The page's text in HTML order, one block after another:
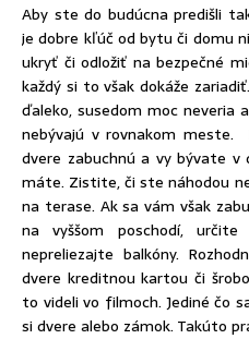
Aby ste do budúcna predišli
je dobre kľúč od bytu či domu
ukryť či odložiť na bezpečné
každý si to však dokáže
ďaleko, susedom moc neveria
nebývajú v rovnakom
dvere zabuchnú a vy bývate v
máte. Zistite, či ste náhodou
na terase. Ak sa vám však
na vyššom poschodí,
nepreliezajte balkóny.
dvere kreditnou kartou či
to videli vo filmoch. Jediné čo
si dvere alebo zámok. Takúto